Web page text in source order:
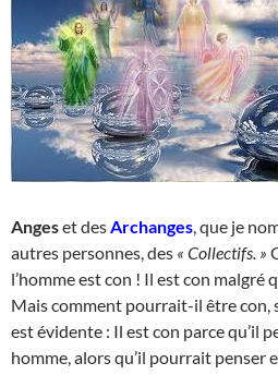
Angeset des Archanges , que je
autres personnes, des « Collectifs. »
l’homme est con ! Il est con malgré
Mais comment pourrait-il être con,
est évidente : Il est con parce qu’il
homme, alors qu’il pourrait penser